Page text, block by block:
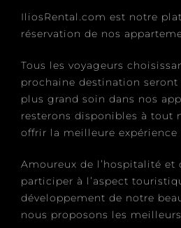
IliosRental.com est notre
réservation de nos
Tous les voyageurs
prochaine destination
plus grand soin dans nos
resterons disponibles à tout
offrir la meilleure expérience
Amoureux de l’hospitalité et
participer à l’aspect
développement de notre
nous proposons les